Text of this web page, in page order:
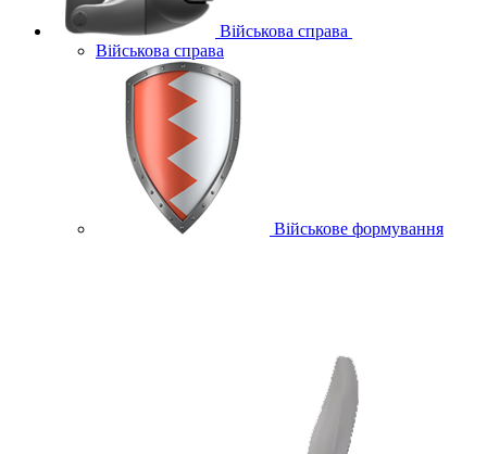
Військова справа
Військова справа
Військове формування